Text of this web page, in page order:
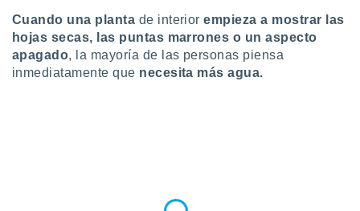
perfil
y
en
Cuando una planta de interiorempieza a mostrar las
hojas secas, las puntas marrones o un aspecto
apagado, la mayoría de las personas piensa
inmediatamente que necesita más agua.